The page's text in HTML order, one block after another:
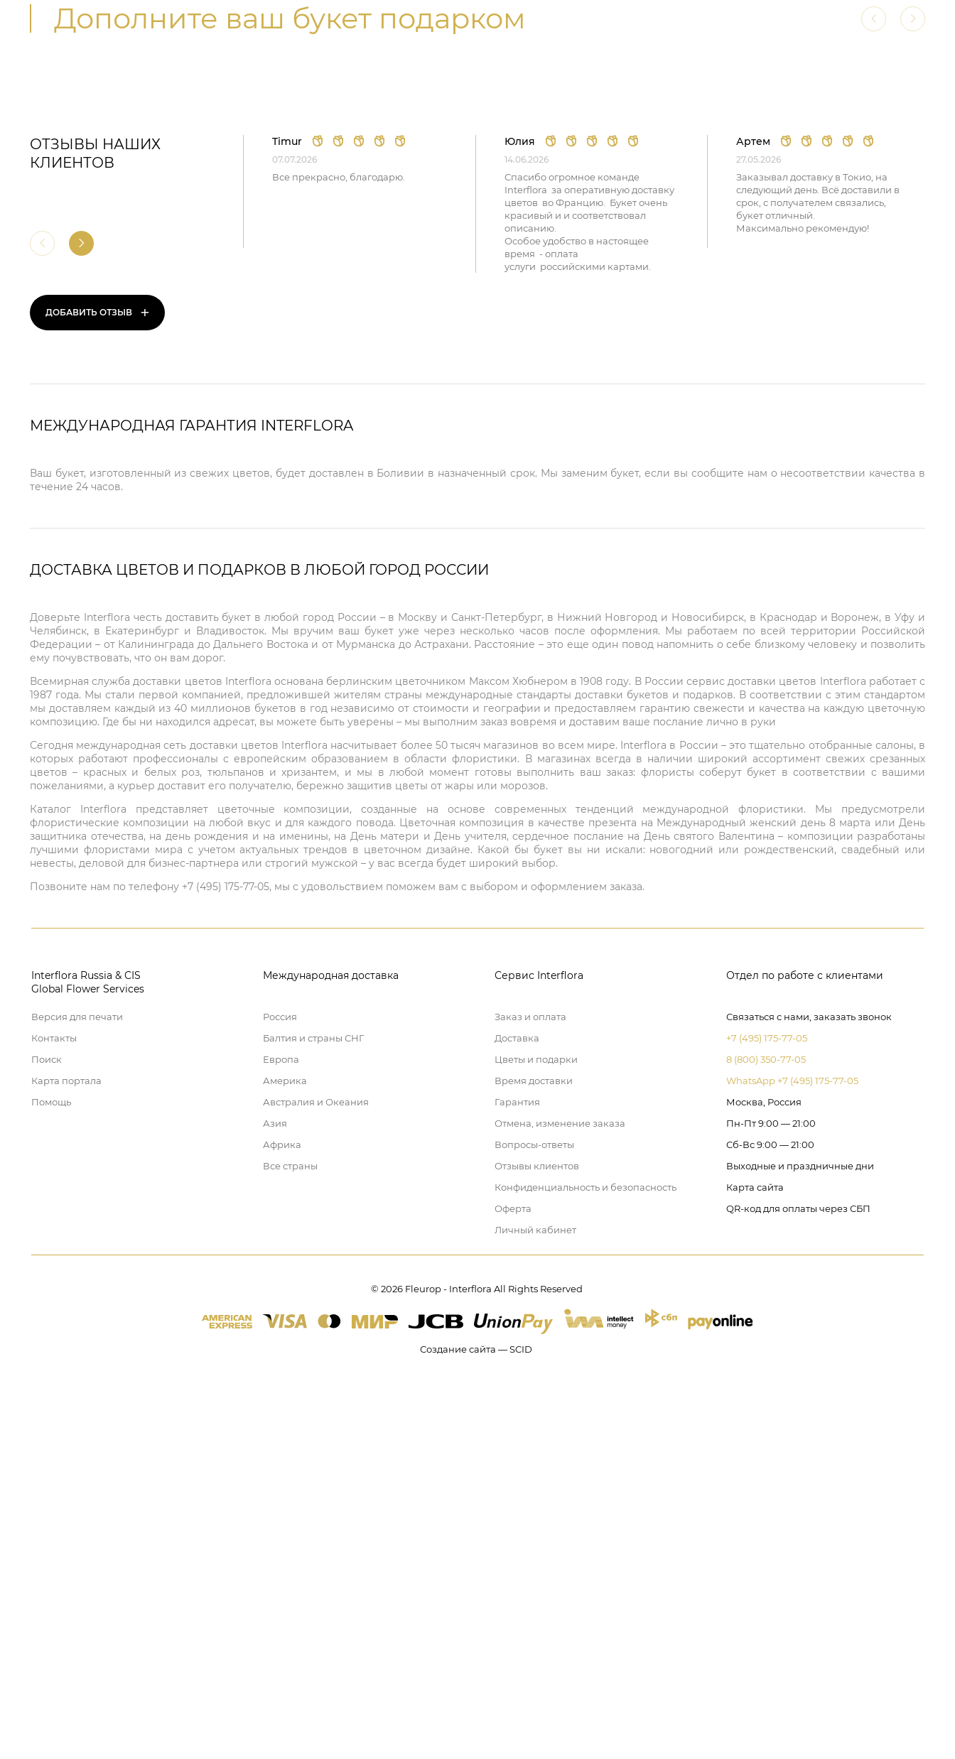
Дополните ваш букет подарком
ОТЗЫВЫ НАШИХ
КЛИЕНТОВ
ДОБАВИТЬ ОТЗЫВ +
Timur
07.07.2026
Все прекрасно, благодарю.
Юлия
14.06.2026
Спасибо огромное команде
Interflora за оперативную доставку
цветов во Францию. Букет очень
красивый и и соответствовал
описанию.
Особое удобство в настоящее
время - оплата
услуги российскими картами.
Артем
27.05.2026
Заказывал доставку в Токио, на
следующий день. Всё доставили в
срок, с получателем связались,
букет отличный.
Максимально рекомендую!
МЕЖДУНАРОДНАЯ ГАРАНТИЯ INTERFLORA
Ваш букет, изготовленный из свежих цветов, будет доставлен в Боливии в назначенный срок. Мы заменим букет, если вы сообщите нам о несоответствии качества в
течение 24 часов.
ДОСТАВКА ЦВЕТОВ И ПОДАРКОВ В ЛЮБОЙ ГОРОД РОССИИ
Доверьте Interflora честь доставить букет в любой город России – в Москву и Санкт-Петербург, в Нижний Новгород и Новосибирск, в Краснодар и Воронеж, в Уфу и
Челябинск, в Екатеринбург и Владивосток. Мы вручим ваш букет уже через несколько часов после оформления. Мы работаем по всей территории Российской
Федерации – от Калининграда до Дальнего Востока и от Мурманска до Астрахани. Расстояние – это еще один повод напомнить о себе близкому человеку и позволить
ему почувствовать, что он вам дорог.
Всемирная служба доставки цветов Interflora основана берлинским цветочником Максом Хюбнером в 1908 году. В России сервис доставки цветов Interflora работает с
1987 года. Мы стали первой компанией, предложившей жителям страны международные стандарты доставки букетов и подарков. В соответствии с этим стандартом
мы доставляем каждый из 40 миллионов букетов в год независимо от стоимости и географии и предоставляем гарантию свежести и качества на каждую цветочную
композицию. Где бы ни находился адресат, вы можете быть уверены – мы выполним заказ вовремя и доставим ваше послание лично в руки
Сегодня международная сеть доставки цветов Interflora насчитывает более 50 тысяч магазинов во всем мире. Interflora в России – это тщательно отобранные салоны, в
которых работают профессионалы с европейским образованием в области флористики. В магазинах всегда в наличии широкий ассортимент свежих срезанных
цветов – красных и белых роз, тюльпанов и хризантем, и мы в любой момент готовы выполнить ваш заказ: флористы соберут букет в соответствии с вашими
пожеланиями, а курьер доставит его получателю, бережно защитив цветы от жары или морозов.
Каталог Interflora представляет цветочные композиции, созданные на основе современных тенденций международной флористики. Мы предусмотрели
флористические композиции на любой вкус и для каждого повода. Цветочная композиция в качестве презента на Международный женский день 8 марта или День
защитника отечества, на день рождения и на именины, на День матери и День учителя, сердечное послание на День святого Валентина – композиции разработаны
лучшими флористами мира с учетом актуальных трендов в цветочном дизайне. Какой бы букет вы ни искали: новогодний или рождественский, свадебный или
невесты, деловой для бизнес-партнера или строгий мужской – у вас всегда будет широкий выбор.
Позвоните нам по телефону +7 (495) 175-77-05, мы с удовольствием поможем вам с выбором и оформлением заказа.
Interflora Russia & CIS
Global Flower Services
Версия для печати
Контакты
Поиск
Карта портала
Помощь
Международная доставка
Россия
Балтия и страны СНГ
Европа
Америка
Австралия и Океания
Азия
Африка
Все страны
Сервис Interflora
Заказ и оплата
Доставка
Цветы и подарки
Время доставки
Гарантия
Отмена, изменение заказа
Вопросы-ответы
Отзывы клиентов
Конфиденциальность и безопасность
Оферта
Личный кабинет
Отдел по работе с клиентами
Связаться с нами, заказать звонок
+7 (495) 175-77-05
8 (800) 350-77-05
WhatsApp +7 (495) 175-77-05
Москва, Россия
Пн-Пт 9:00 — 21:00
Сб-Вс 9:00 — 21:00
Выходные и праздничные дни
Карта сайта
QR-код для оплаты через СБП
© 2026 Fleurop - Interflora All Rights Reserved
Создание сайта — SCID